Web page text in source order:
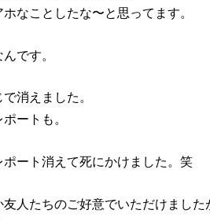
なことしたな〜と思ってます。
です。
消えました。
ートも。
ポート消えて死にかけました。笑
友人たちのご好意でいただけました